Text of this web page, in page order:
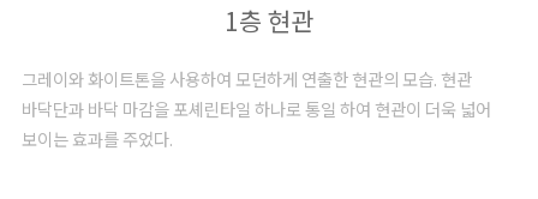
1층 현관
그레이와 화이트톤을 사용하여 모던하게 연출한 현관의 모습. 현관
바닥단과 바닥 마감을 포셰린타일 하나로 통일 하여 현관이 더욱 넓어
보이는 효과를 주었다.